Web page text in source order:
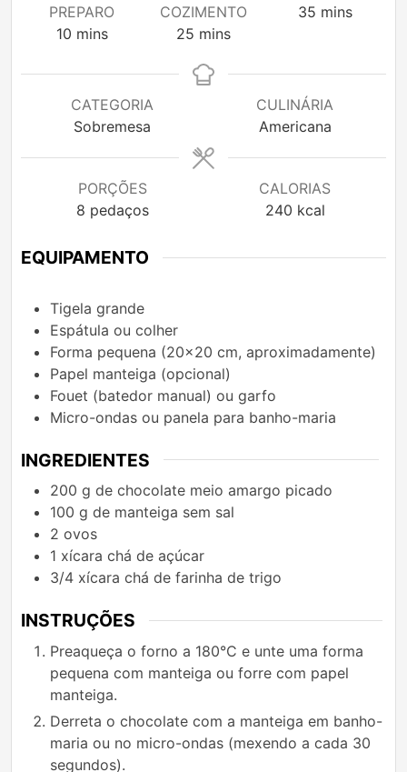
PREPARO
10minutes
mins
COZIMENTO
25 minutes
mins
35 minutes
mins
CATEGORIA
Sobremesa
CULINÁRIA
Americana
PORÇÕES
8 pedaços
CALORIAS
240 kcal
EQUIPAMENTO
Tigela grande
Espátula ou colher
Forma pequena (20×20 cm, aproximadamente)
Papel manteiga (opcional)
Fouet (batedor manual) ou garfo
Micro-ondas ou panela para banho-maria
INGREDIENTES
200 g de chocolate meio amargo picado
100 g de manteiga sem sal
2 ovos
1 xícara chá de açúcar
3/4 xícara chá de farinha de trigo
INSTRUÇÕES
Preaqueça o forno a 180°C e unte uma forma
pequena com manteiga ou forre com papel
manteiga.
Derreta o chocolate com a manteiga em banho-
maria ou no micro-ondas (mexendo a cada 30
segundos).